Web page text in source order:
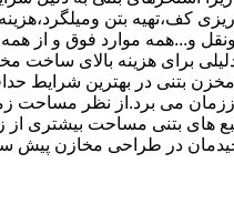
کف،تهیه بتن
و...همه موارد فوق و از
برای هزینه بالای ساخت
درصورتیکه اجرای کامل مخزن پیش ساخته حداکثر 4
های بتنی مساحت بیشتری از
در طراحی مخازن پیش